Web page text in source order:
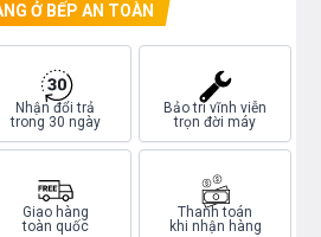
Ở BẾP AN TOÀN
Nhận đổi trả
trong 30 ngày
Bảo trì vĩnh viễn
trọn đời máy
Giao hàng
toàn quốc
Thanh toán
khi nhận hàng